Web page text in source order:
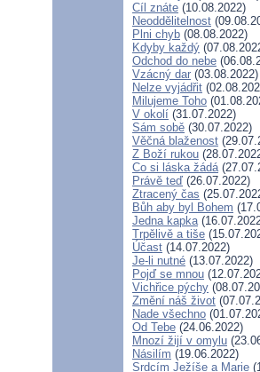
Cíl znáte (10.08.2022)
Neoddělitelnost
Plni chyb (08.08.2022)
Kdyby každý
Odchod do nebe
Vzácný dar (03.08.2022)
Nelze vyjádřit
Milujeme Toho
V okolí (31.07.2022)
Sám sobě (30.07.2022)
Věčná blaženost
Z Boží rukou
Co si láska žádá
Právě teď (26.07.2022)
Ztracený čas
Bůh aby byl Bohem
Jedna kapka
Trpělivě a tiše
Účast (14.07.2022)
Je-li nutné (13.07.2022)
Pojď se mnou
Vichřice pýchy
Změní náš život
Nade všechno
Od Tebe (24.06.2022)
Mnozí žijí v omylu
Násilím (19.06.2022)
Srdcím Ježíše a Marie